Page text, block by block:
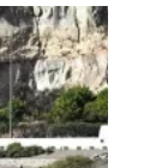
las 13
el